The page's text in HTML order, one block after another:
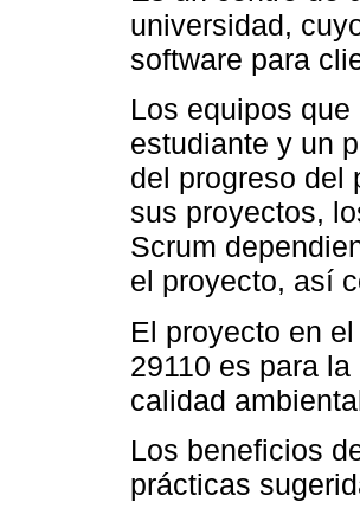
universidad,
software para
Los equipos
estudiante y un
del progreso del
sus proyectos,
Scrum
el proyecto, así
El proyecto en
29110 es para
calidad
Los beneficios
prácticas